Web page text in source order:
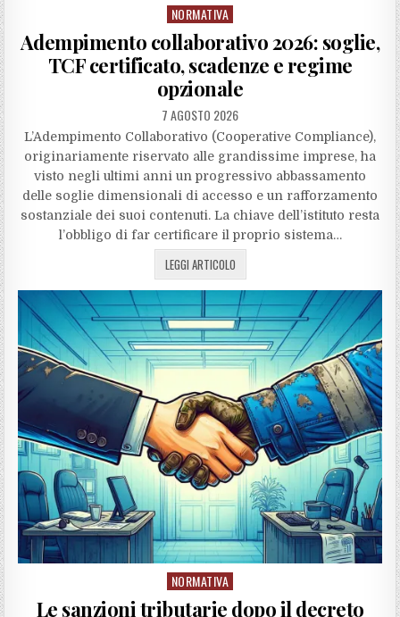
Posted
in
NORMATIVA
Adempimento collaborativo 2026: soglie,
TCF certificato, scadenze e regime
opzionale
7 AGOSTO 2026
L’Adempimento Collaborativo (Cooperative Compliance),
originariamente riservato alle grandissime imprese, ha
visto negli ultimi anni un progressivo abbassamento
delle soglie dimensionali di accesso e un rafforzamento
sostanziale dei suoi contenuti. La chiave dell’istituto resta
l’obbligo di far certificare il proprio sistema…
LEGGI ARTICOLO
Posted
in
NORMATIVA
Le sanzioni tributarie dopo il decreto